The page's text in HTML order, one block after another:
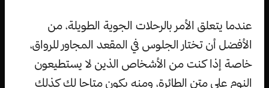
عندما يتعلق الأمر بالرحلات الجوية الطويلة، من
الأفضل أن تختار الجلوس في المقعد المجاور للرواق،
خاصة إذا كنت من الأشخاص الذين لا يستطيعون
النوم على متن الطائرة، ومنه يكون متاحا لك كذلك